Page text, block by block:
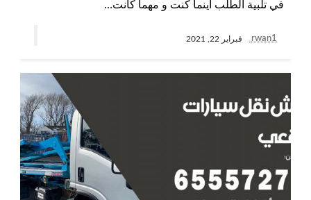
في تلبية الطلب أينما كنت و مهما كانت…
rwan1 فبراير 22, 2021